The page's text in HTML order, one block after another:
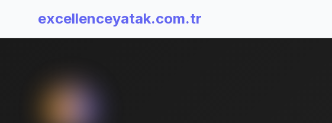
excellenceyatak.com.tr